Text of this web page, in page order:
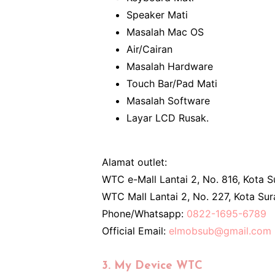
Speaker Mati
Masalah Mac OS
Air/Cairan
Masalah Hardware
Touch Bar/Pad Mati
Masalah Software
Layar LCD Rusak.
Alamat outlet:
WTC e-Mall Lantai 2, No. 816, Kota
WTC Mall Lantai 2, No. 227, Kota
Phone/Whatsapp: 0822-1695-6789
Official Email: elmobsub@gmail.com
3. My Device WTC